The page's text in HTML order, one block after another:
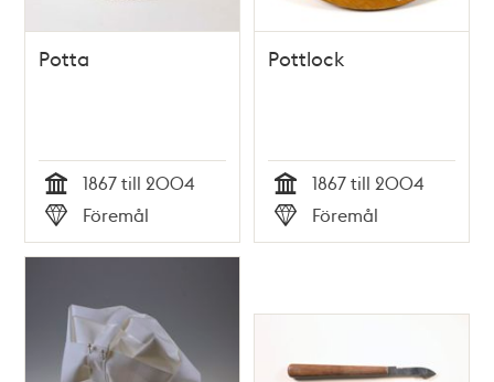
Potta
Tid
1867 till 2004
Typ
Föremål
Pottlock
Tid
1867 till 2004
Typ
Föremål